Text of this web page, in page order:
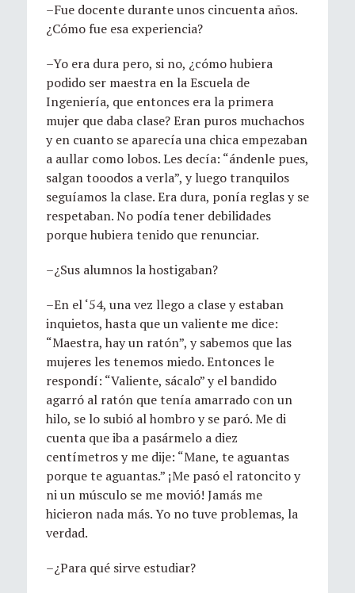
–Fue docente durante unos cincuenta años.
¿Cómo fue esa experiencia?
–Yo era dura pero, si no, ¿cómo hubiera
podido ser maestra en la Escuela de
Ingeniería, que entonces era la primera
mujer que daba clase? Eran puros muchachos
y en cuanto se aparecía una chica empezaban
a aullar como lobos. Les decía: “ándenle pues,
salgan tooodos a verla”, y luego tranquilos
seguíamos la clase. Era dura, ponía reglas y se
respetaban. No podía tener debilidades
porque hubiera tenido que renunciar.
–¿Sus alumnos la hostigaban?
–En el ‘54, una vez llego a clase y estaban
inquietos, hasta que un valiente me dice:
“Maestra, hay un ratón”, y sabemos que las
mujeres les tenemos miedo. Entonces le
respondí: “Valiente, sácalo” y el bandido
agarró al ratón que tenía amarrado con un
hilo, se lo subió al hombro y se paró. Me di
cuenta que iba a pasármelo a diez
centímetros y me dije: “Mane, te aguantas
porque te aguantas.” ¡Me pasó el ratoncito y
ni un músculo se me movió! Jamás me
hicieron nada más. Yo no tuve problemas, la
verdad.
–¿Para qué sirve estudiar?